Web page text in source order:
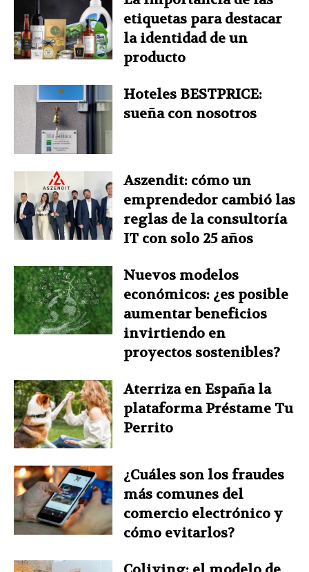
etiquetas para destacar
la identidad de un
producto
Hoteles BESTPRICE:
sueña con nosotros
Aszendit: cómo un
emprendedor cambió las
reglas de la consultoría
IT con solo 25 años
Nuevos modelos
económicos: ¿es posible
aumentar beneficios
invirtiendo en
proyectos sostenibles?
Aterriza en España la
plataforma Préstame Tu
Perrito
¿Cuáles son los fraudes
más comunes del
comercio electrónico y
cómo evitarlos?